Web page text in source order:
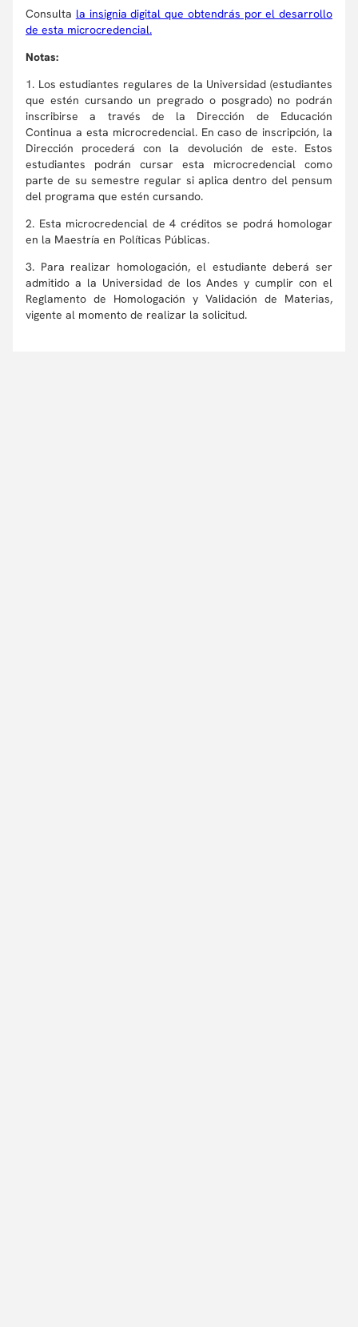
Consulta la insignia digital que obtendrás por el desarrollo
de esta microcredencial.
Notas:
1. Los estudiantes regulares de la Universidad (estudiantes
que estén cursando un pregrado o posgrado) no podrán
inscribirse a través de la Dirección de Educación
Continua a esta microcredencial. En caso de inscripción, la
Dirección procederá con la devolución de este. Estos
estudiantes podrán cursar esta microcredencial como
parte de su semestre regular si aplica dentro del pensum
del programa que estén cursando.
2. Esta microcredencial de 4 créditos se podrá homologar
en la Maestría en Políticas Públicas.
3. Para realizar homologación, el estudiante deberá ser
admitido a la Universidad de los Andes y cumplir con el
Reglamento de Homologación y Validación de Materias,
vigente al momento de realizar la solicitud.